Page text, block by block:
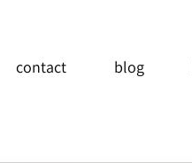
contact blog